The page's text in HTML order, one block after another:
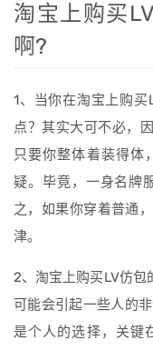
淘宝上购买
啊?
1、当你在淘宝上购
点？其实大可不必，
只要你整体着装得体
疑。毕竟，一身名牌
之，如果你穿着普通
津。
2、淘宝上购买LV仿包
可能会引起一些人的
是个人的选择，关键